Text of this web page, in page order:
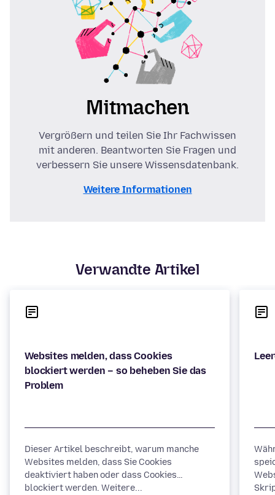
Mitmachen
Vergrößern und teilen Sie Ihr Fachwissen
mit anderen. Beantworten Sie Fragen und
verbessern Sie unsere Wissensdatenbank.
Weitere Informationen
Verwandte Artikel
Websites melden, dass Cookies
blockiert werden – so beheben Sie das
Problem
Dieser Artikel beschreibt, warum manche
Websites melden, dass Sie Cookies
deaktiviert haben oder dass Cookies
blockiert werden. Weitere...